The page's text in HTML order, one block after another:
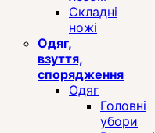
Складні
ножі
Одяг,
взуття,
спорядження
Одяг
Головні
убори